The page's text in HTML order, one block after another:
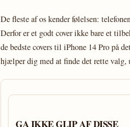
De fleste af os kender følelsen:
Derfor er et godt cover ikke bare et
de bedste covers til iPhone 14 Pro på
hjælper dig med at finde det rette valg,
GA IKKE GLIP AF DISSE